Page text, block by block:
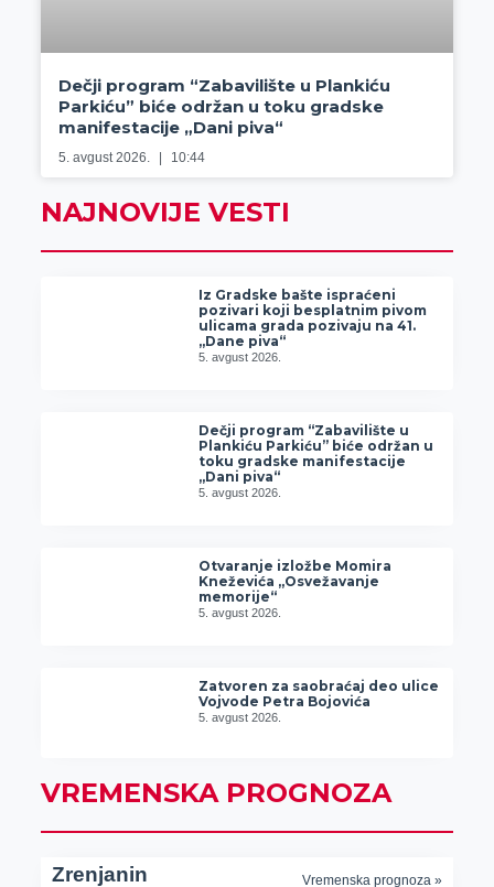
Dečji program “Zabavilište u Plankiću
Parkiću” biće održan u toku gradske
manifestacije „Dani piva“
5. avgust 2026. 10:44
NAJNOVIJE VESTI
Iz Gradske bašte ispraćeni
pozivari koji besplatnim pivom
ulicama grada pozivaju na 41.
„Dane piva“
5. avgust 2026.
Dečji program “Zabavilište u
Plankiću Parkiću” biće održan u
toku gradske manifestacije
„Dani piva“
5. avgust 2026.
Otvaranje izložbe Momira
Kneževića „Osvežavanje
memorije“
5. avgust 2026.
Zatvoren za saobraćaj deo ulice
Vojvode Petra Bojovića
5. avgust 2026.
VREMENSKA PROGNOZA